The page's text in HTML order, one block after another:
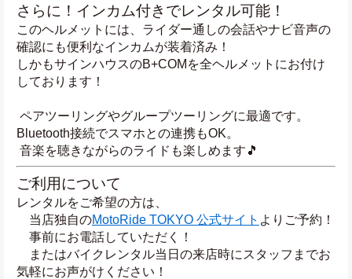
さらに！インカム付きでレンタル可能！
このヘルメットには、ライダー通しの会話やナビ音声の
確認にも便利なインカムが装着済み！
しかもサインハウスのB+COMを全ヘルメットにお付け
しております！
ペアツーリングやグループツーリングに最適です。
Bluetooth接続でスマホとの連携もOK。
音楽を聴きながらのライドも楽しめます🎵
ご利用について
レンタルをご希望の方は、
当店独自のMotoRide TOKYO 公式サイト よりご予約！
事前にお電話していただく！
またはバイクレンタル当日の来店時にスタッフまでお
気軽にお声がけください！